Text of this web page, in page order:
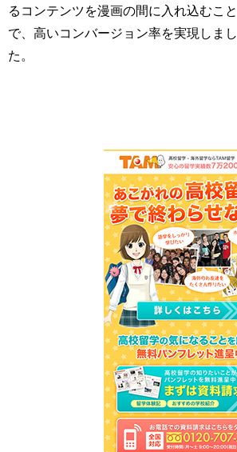
るコンテンツを漫画の間に入れ込むこと
で、高いコンバージョン率を実現しまし
た。